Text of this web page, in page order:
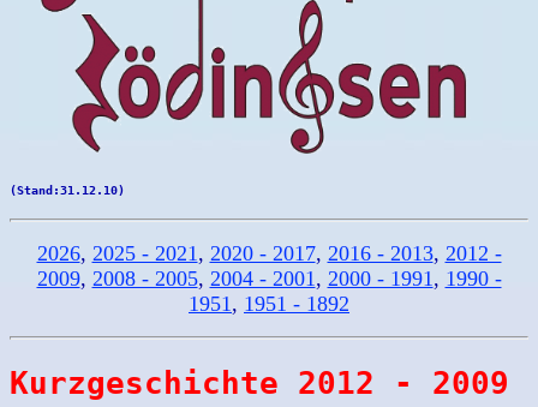
(Stand:31.12.10)
2026, 2025 - 2021 , 2020 - 2017, 2016 - 2013, 2012 -
2009, 2008 - 2005, 2004 - 2001 , 2000 - 1991 , 1990 -
1951 , 1951 - 1892
Kurzgeschichte 2012 - 2009